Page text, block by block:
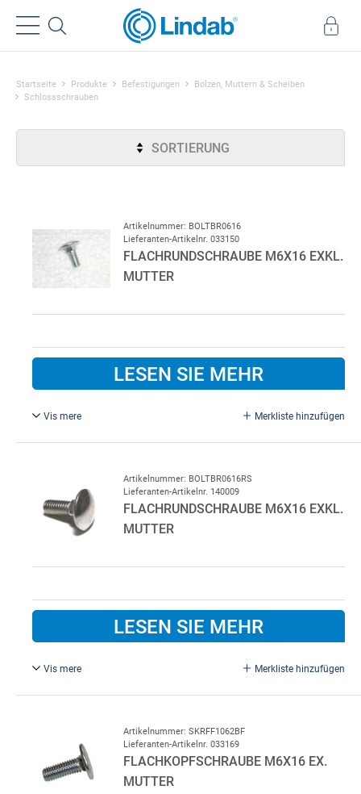
Startseite Produkte Befestigungen
Bolzen, Muttern & Scheiben
Schlossschrauben
SORTIERUNG
Artikelnummer: BOLTBR0616
Lieferanten-Artikelnr. 033150
FLACHRUNDSCHRAUBE M6X16 EXKL.
MUTTER
LESEN SIE MEHR
Vis mere Merkliste hinzufügen
Artikelnummer: BOLTBR0616RS
Lieferanten-Artikelnr. 140009
FLACHRUNDSCHRAUBE M6X16 EXKL.
MUTTER
LESEN SIE MEHR
Vis mere Merkliste hinzufügen
Artikelnummer: SKRFF1062BF
Lieferanten-Artikelnr. 033169
FLACHKOPFSCHRAUBE M6X16 EX.
MUTTER